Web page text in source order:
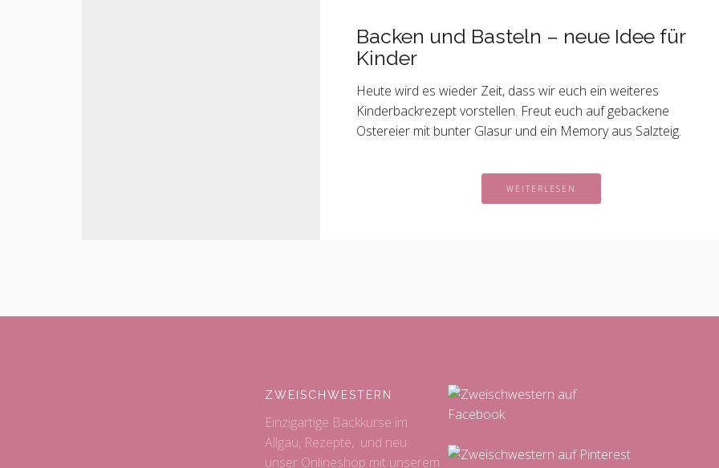
Backen und Basteln – neue Idee für
Kinder
Heute wird es wieder Zeit, dass wir euch ein weiteres
Kinderbackrezept vorstellen. Freut euch auf gebackene
Ostereier mit bunter Glasur und ein Memory aus Salzteig.
WEITERLESEN
ZWEISCHWESTERN
Einzigartige Backkurse im
Allgäu, Rezepte, und neu:
unser Onlineshop mit unserem